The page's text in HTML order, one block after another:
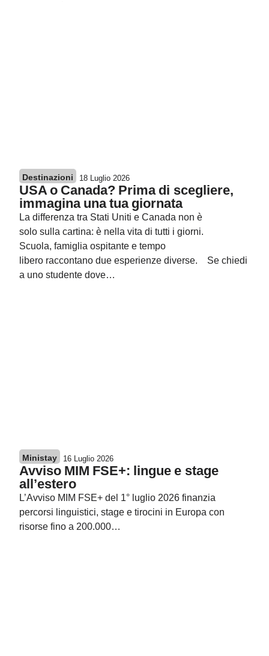
Destinazioni 18 Luglio 2026
USA o Canada? Prima di scegliere,
immagina una tua giornata
La differenza tra Stati Uniti e Canada non è
solo sulla cartina: è nella vita di tutti i giorni.
Scuola, famiglia ospitante e tempo
libero raccontano due esperienze diverse. Se chiedi
a uno studente dove…
Ministay 16 Luglio 2026
Avviso MIM FSE+: lingue e stage
all’estero
L’Avviso MIM FSE+ del 1° luglio 2026 finanzia
percorsi linguistici, stage e tirocini in Europa con
risorse fino a 200.000…